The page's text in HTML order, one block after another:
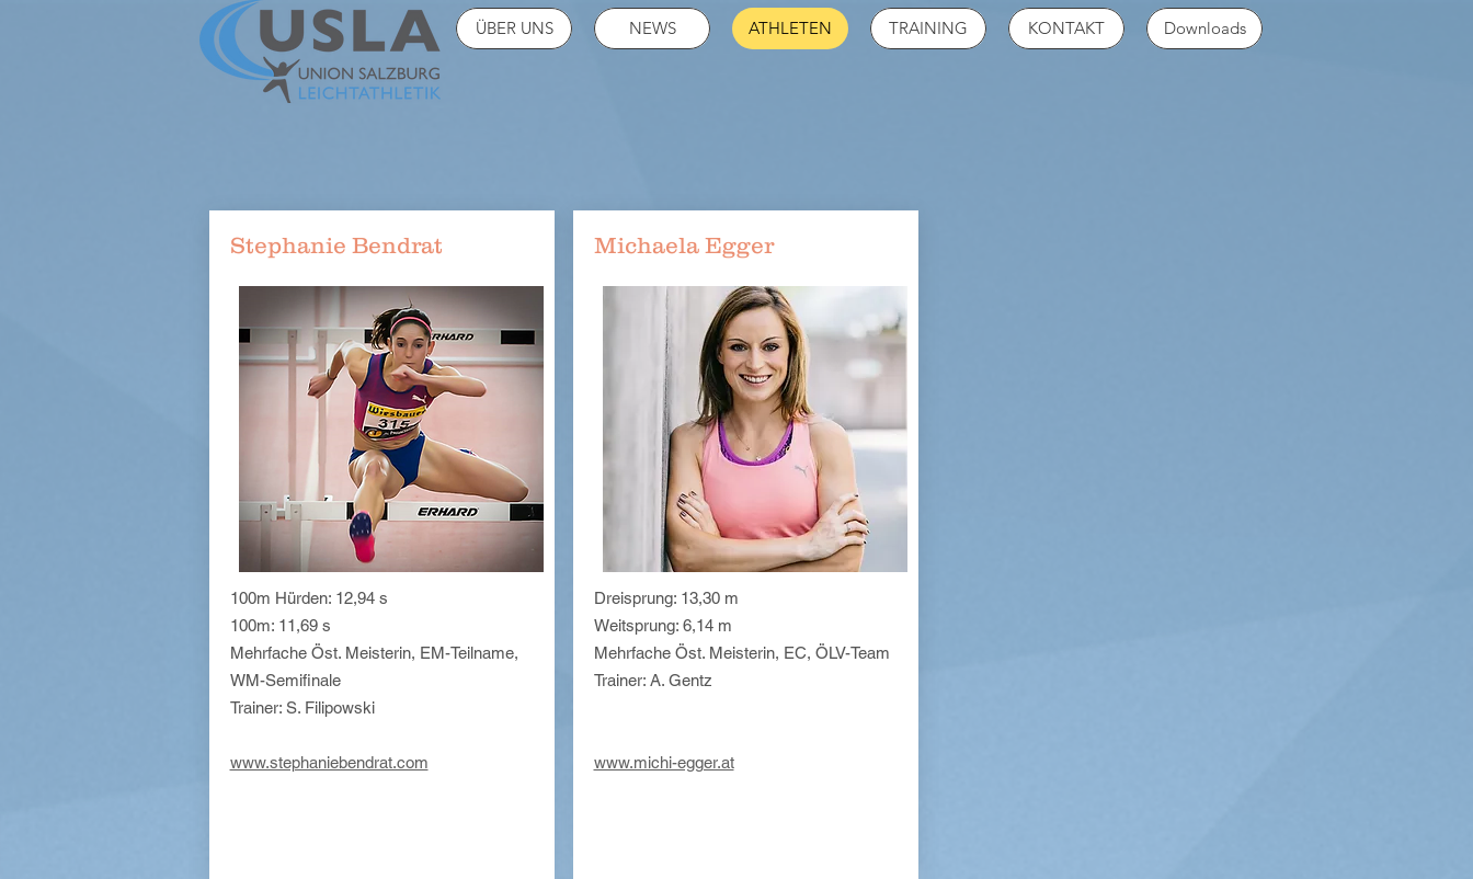
ÜBER UNS NEWS ATHLETEN TRAINING KONTAKT Downloads
Stephanie Bendrat
100m Hürden: 12,94 s
100m: 11,69 s
Mehrfache Öst. Meisterin, EM-Teilname,
WM-Semifinale
Trainer: S. Filipowski
www.stephaniebendrat.com
Michaela Egger
Dreisprung: 13,30 m
Weitsprung: 6,14 m
Mehrfache Öst. Meisterin, EC, ÖLV-Team
Trainer: A. Gentz
www.michi-egger.at